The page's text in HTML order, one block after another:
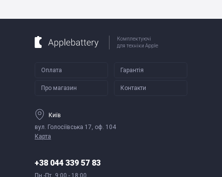
Комплектуючі
для техніки Apple
Оплата Гарантія
Про магазин Контакти
Київ
вул. Голосіївська 17, оф. 104
Карта
+38 044 339 57 83
Пн.-Пт. 9:00 - 18:00